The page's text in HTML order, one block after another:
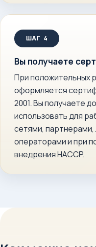
Вы получаете
При положительных
оформляется
2001. Вы получаете
использовать для
сетями, партнерами,
операторами и при
внедрения HACCP.